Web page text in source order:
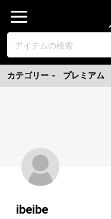
カテゴリー プレミアム
ibeibe